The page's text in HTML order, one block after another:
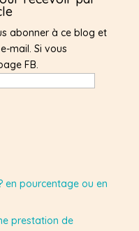
abonner à ce blog et
mail. Si vous
FB.
en pourcentage ou en
prestation de